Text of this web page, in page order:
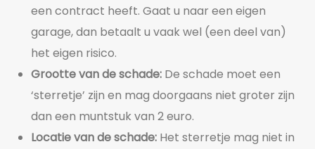
een contract heeft. Gaat u naar een eigen
garage, dan betaalt u vaak wel (een deel van)
het eigen risico.
Grootte van de schade: De schade moet een
‘sterretje’ zijn en mag doorgaans niet groter zijn
dan een muntstuk van 2 euro.
Locatie van de schade: Het sterretje mag niet in